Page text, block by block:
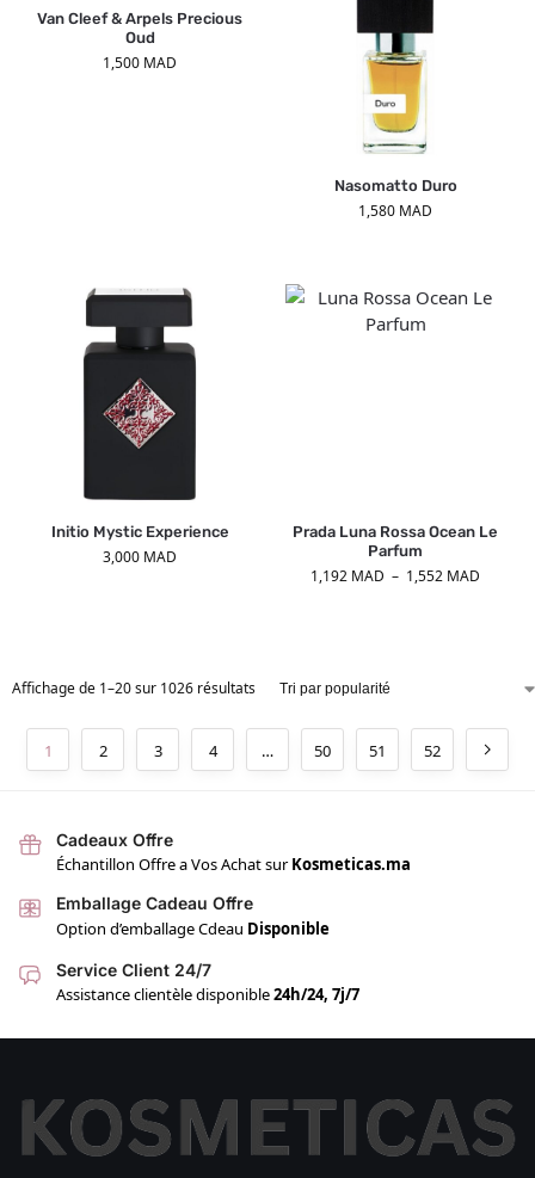
Van Cleef & Arpels Precious
Oud
1,500 MAD
Nasomatto Duro
1,580 MAD
Initio Mystic Experience
3,000 MAD
Prada Luna Rossa Ocean Le
Parfum
1,192 MAD – 1,552 MAD
Affichage de 1–20 sur 1026 résultats
1 2 3 4 … 50 51 52
Cadeaux Offre
Échantillon Offre a Vos Achat surKosmeticas.ma
Emballage Cadeau Offre
Option d’emballage Cdeau Disponible
Service Client 24/7
Assistance clientèle disponible24h/24, 7j/7